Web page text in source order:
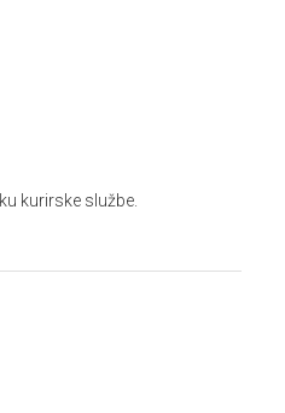
kurirske službe.